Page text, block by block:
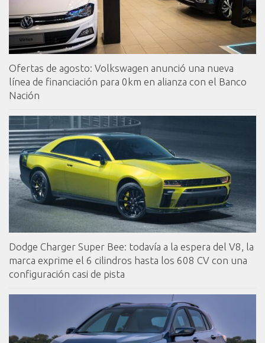
Ofertas de agosto: Volkswagen anunció una nueva
línea de financiación para 0km en alianza con el Banco
Nación
Dodge Charger Super Bee: todavía a la espera del V8, la
marca exprime el 6 cilindros hasta los 608 CV con una
configuración casi de pista